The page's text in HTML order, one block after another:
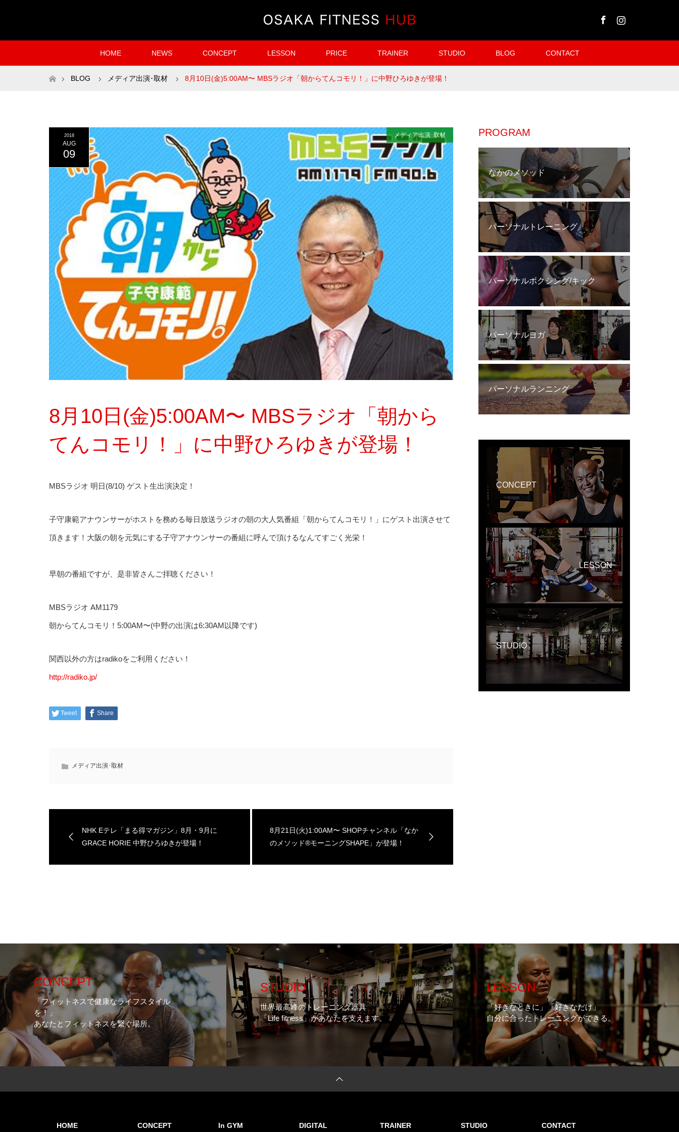
HOME NEWS CONCEPT LESSON PRICE TRAINER STUDIO BLOG CONTACT
ホームBLOG メディア出演･取材 8月10日(金)5:00AM〜 MBSラジオ「朝からてんコモリ！」に中野ひろゆきが登場！
2018
AUG
09
メディア出演･取材
8月10日(金)5:00AM〜 MBSラジオ「朝から
てんコモリ！」に中野ひろゆきが登場！
MBSラジオ 明日(8/10) ゲスト生出演決定！
子守康範アナウンサーがホストを務める毎日放送ラジオの朝の大人気番組「朝からてんコモリ！」にゲスト出演させて
頂きます！大阪の朝を元気にする子守アナウンサーの番組に呼んで頂けるなんてすごく光栄！
早朝の番組ですが、是非皆さんご拝聴ください！
MBSラジオ AM1179
朝からてんコモリ！5:00AM〜(中野の出演は6:30AM以降です)
関西以外の方はradikoをご利用ください！
http://radiko.jp/
Tweet Share
メディア出演･取材
NHK Eテレ「まる得マガジン」8月・9月に
GRACE HORIE 中野ひろゆきが登場！
8月21日(火)1:00AM〜 SHOPチャンネル「なか
のメソッド®︎モーニングSHAPE」が登場！
PROGRAM
なかのメソッド
パーソナルトレーニング
パーソナルボクシング/キック
パーソナルヨガ
パーソナルランニング
CONCEPT
LESSON
STUDIO
CONCEPT
「フィットネスで健康なライフスタイル
を！」
あなたとフィットネスを繋ぐ場所。
STUDIO
世界最高峰のトレーニング器具
「Life fitness」があなたを支えます。
LESSON
「好きなときに」「好きなだけ」
自分に合ったトレーニングができる。
HOME CONCEPT In GYM DIGITAL TRAINER STUDIO CONTACT